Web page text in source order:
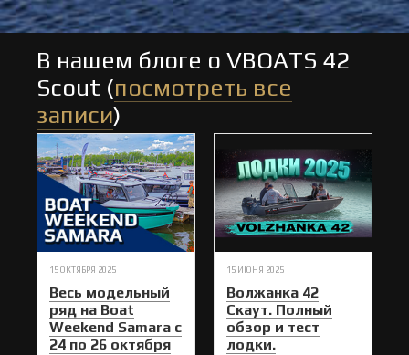
В нашем блоге о VBOATS 42
Scout (посмотреть все
записи)
15 ОКТЯБРЯ 2025
Весь модельный
ряд на Boat
Weekend Samara с
24 по 26 октября
15 ИЮНЯ 2025
Волжанка 42
Скаут. Полный
обзор и тест
лодки.